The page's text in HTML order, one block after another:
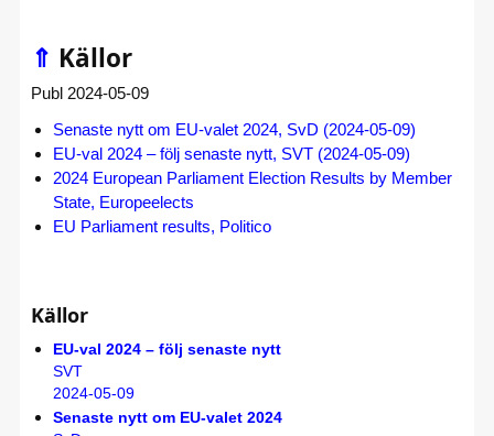
⇑ Källor
Publ 2024-05-09
Senaste nytt om EU-valet 2024, SvD (2024-05-09)
EU-val 2024 – följ senaste nytt, SVT (2024-05-09)
2024 European Parliament Election Results by Member
State, Europeelects
EU Parliament results, Politico
Källor
EU-val 2024 – följ senaste nytt
SVT
2024-05-09
Senaste nytt om EU-valet 2024